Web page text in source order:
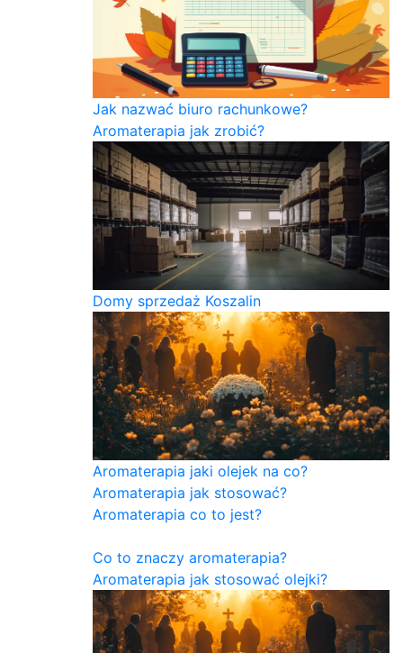
Jak nazwać biuro rachunkowe?
Aromaterapia jak zrobić?
Domy sprzedaż Koszalin
Aromaterapia jaki olejek na co?
Aromaterapia jak stosować?
Aromaterapia co to jest?
Co to znaczy aromaterapia?
Aromaterapia jak stosować olejki?